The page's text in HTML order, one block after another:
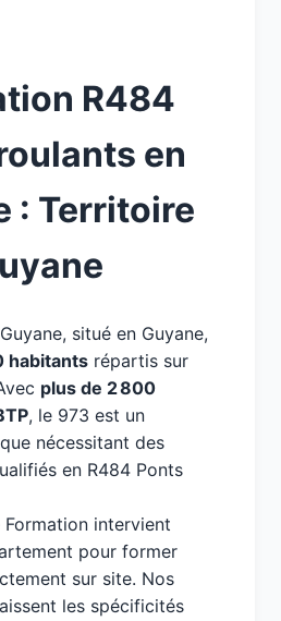
R484
en
: Territoire
situé en Guyane,
habitants répartis sur
plus de 2 800
, le 973 est un
nécessitant des
en R484 Ponts
Formation intervient
pour former
sur site. Nos
les spécificités